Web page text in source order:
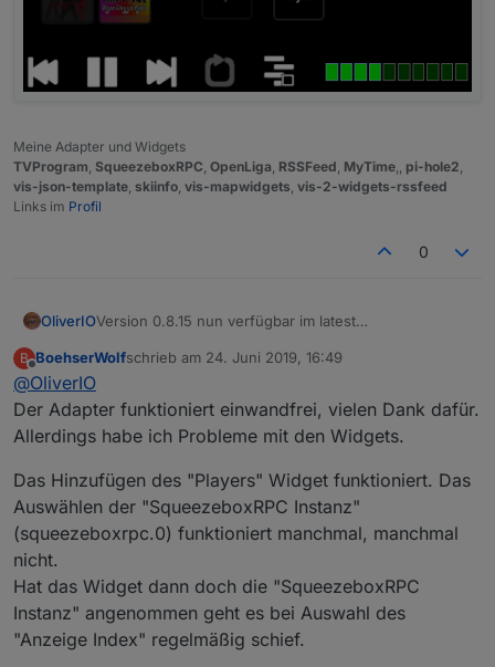
Meine Adapter und Widgets
TVProgram SqueezeboxRPC OpenLiga RSSFeed MyTime pi-hole2
vis-json-template skiinfo vis-mapwidgets vis-2-widgets-rssfeed
Links im Profil
0
OliverIOVersion 0.8.15 nun verfügbar im latest
man die Synchronisation verschiedener
Umfangreiche Anpassungsmöglichkeiten der Farben
und des Layouts sind möglich.
Hier eine aktuelle Übersicht über die vorhandenen
B
Offline
BoehserWolfschrieb am 24. Juni 2019, 16:49
zuletzt editiert von
@OliverIO
Der Adapter funktioniert einwandfrei, vielen Dank dafür.
Allerdings habe ich Probleme mit den Widgets.
Das Hinzufügen des "Players" Widget funktioniert. Das
Auswählen der "SqueezeboxRPC Instanz"
(squeezeboxrpc.0) funktioniert manchmal, manchmal
nicht.
Hat das Widget dann doch die "SqueezeboxRPC
Instanz" angenommen geht es bei Auswahl des
"Anzeige Index" regelmäßig schief.